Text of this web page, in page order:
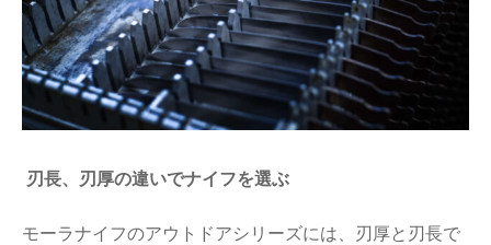
刃長、刃厚の違いでナイフを選ぶ
モーラナイフのアウトドアシリーズには、刃厚と刃長で